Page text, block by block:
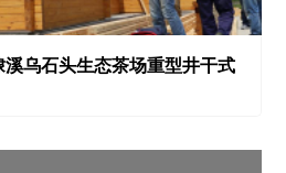
乌石头生态茶场重型井干式